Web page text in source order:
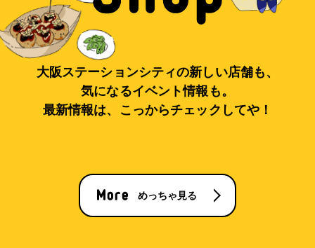
大阪ステーションシティの新しい店舗も、
気になるイベント情報も。
最新情報は、こっからチェックしてや！
めっちゃ見る